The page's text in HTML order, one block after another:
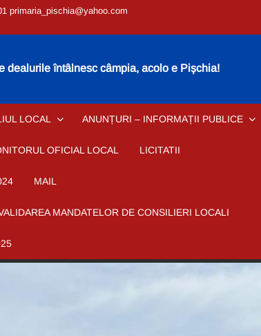
primaria_pischia@yahoo.com
dealurile întâlnesc câmpia, acolo e Pișchia!
LOCAL ANUNȚURI – INFORMAȚII PUBLICE
OFICIAL LOCAL LICITATII
MAIL
MANDATELOR DE CONSILIERI LOCALI